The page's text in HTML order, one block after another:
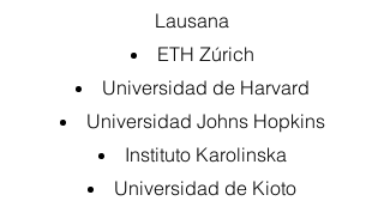
Lausana
ETH Zúrich
Universidad de Harvard
Universidad Johns Hopkins
Instituto Karolinska
Universidad de Kioto